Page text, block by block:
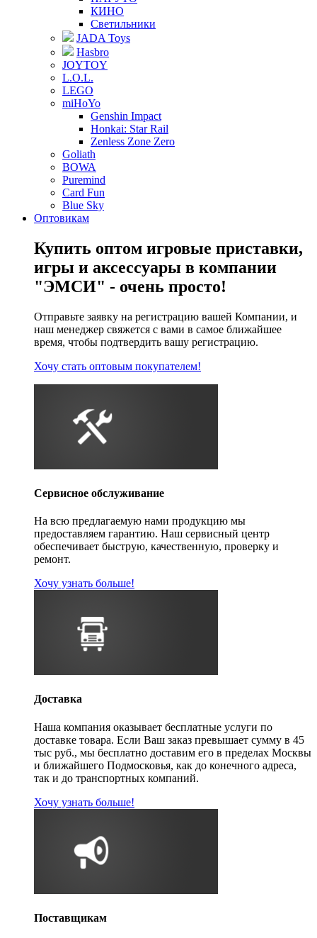
КИНО
Светильники
JADA Toys
Hasbro
JOYTOY
L.O.L.
LEGO
miHoYo
Genshin Impact
Honkai: Star Rail
Zenless Zone Zero
Goliath
BOWA
Puremind
Card Fun
Blue Sky
Оптовикам
Купить оптом игровые приставки,
игры и аксессуары в компании
"ЭМСИ" - очень просто!
Отправьте заявку на регистрацию вашей Компании, и
наш менеджер свяжется с вами в самое ближайшее
время, чтобы подтвердить вашу регистрацию.
Хочу стать оптовым покупателем!
Сервисное обслуживание
На всю предлагаемую нами продукцию мы
предоставляем гарантию. Наш сервисный центр
обеспечивает быструю, качественную, проверку и
ремонт.
Хочу узнать больше!
Доставка
Наша компания оказывает бесплатные услуги по
доставке товара. Если Ваш заказ превышает сумму в 45
тыс руб., мы бесплатно доставим его в пределах Москвы
и ближайшего Подмосковья, как до конечного адреса,
так и до транспортных компаний.
Хочу узнать больше!
Поставщикам